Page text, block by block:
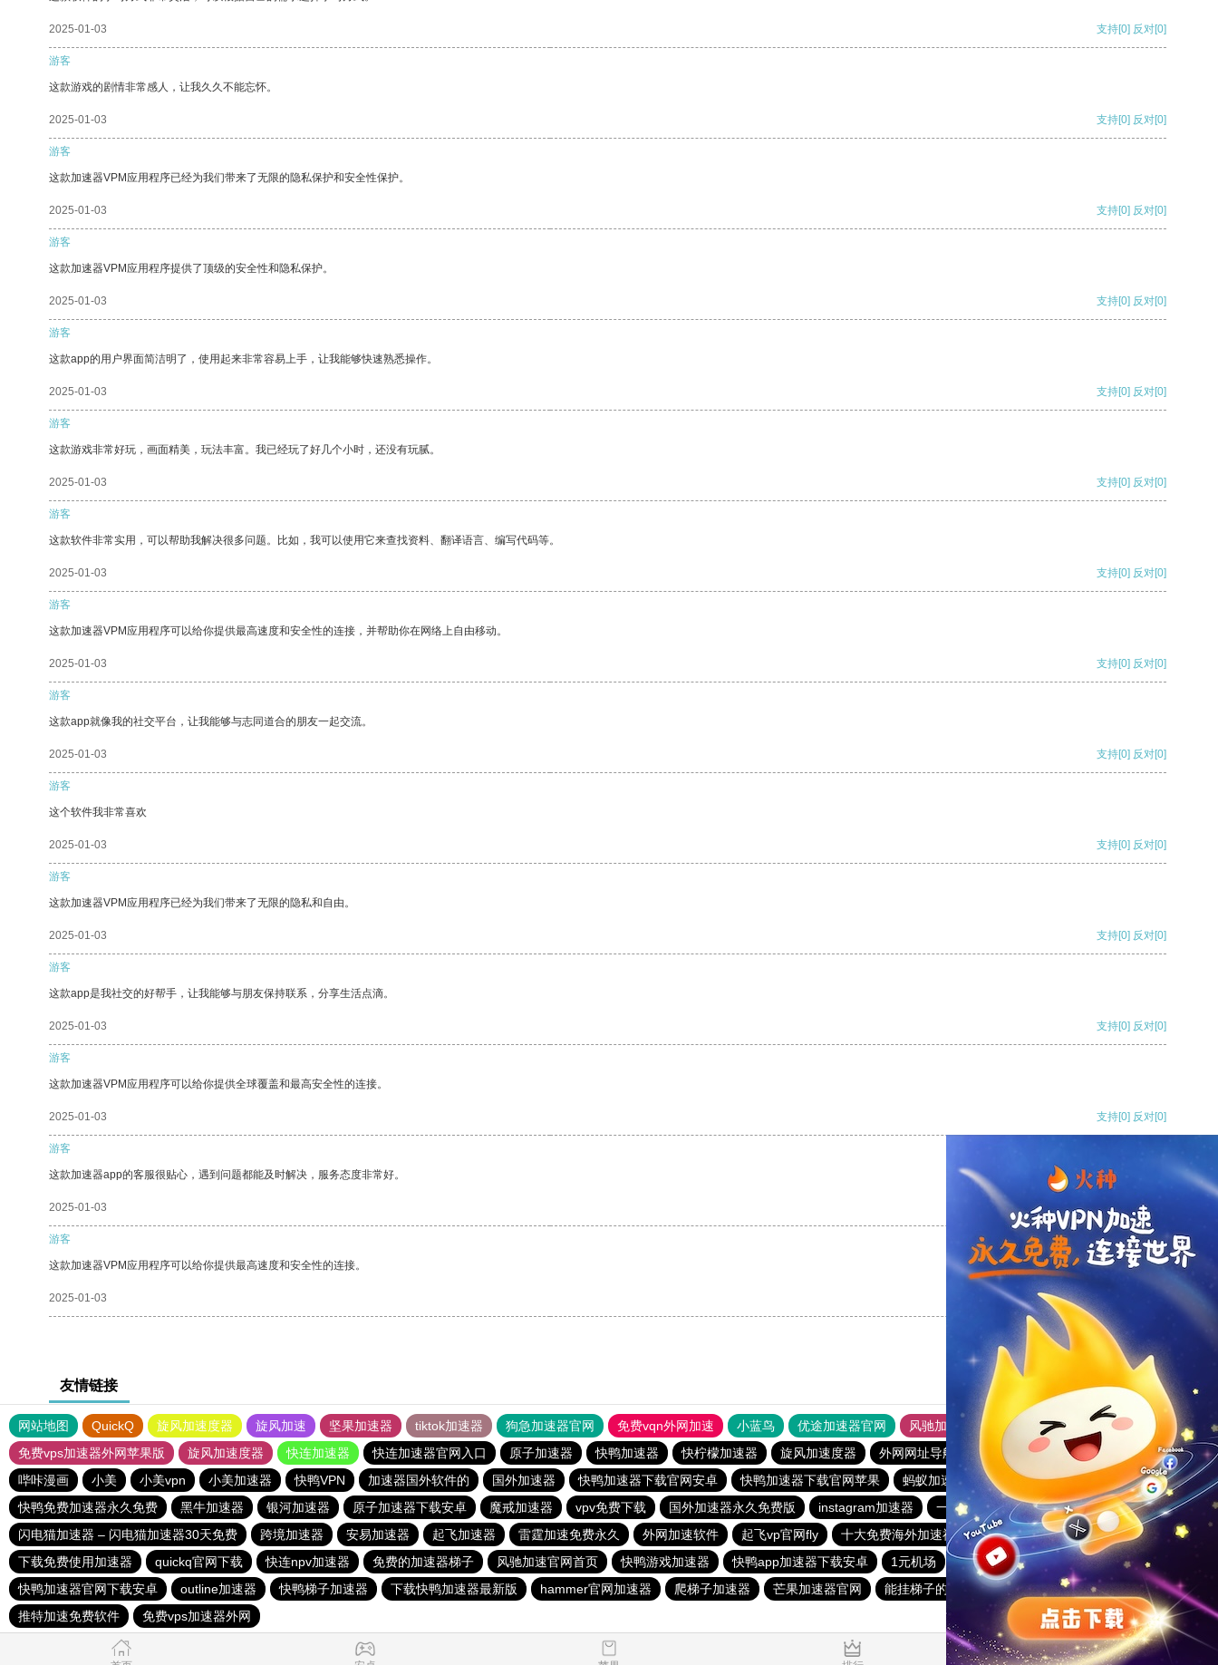
2025-01-03 支持[0] 反对[0]
游客
这款游戏的剧情非常感人，让我久久不能忘怀。
2025-01-03 支持[0] 反对[0]
游客
这款加速器VPM应用程序已经为我们带来了无限的隐私保护和安全性保护。
2025-01-03 支持[0] 反对[0]
游客
这款加速器VPM应用程序提供了顶级的安全性和隐私保护。
2025-01-03 支持[0] 反对[0]
游客
这款app的用户界面简洁明了，使用起来非常容易上手，让我能够快速熟悉操作。
2025-01-03 支持[0] 反对[0]
游客
这款游戏非常好玩，画面精美，玩法丰富。我已经玩了好几个小时，还没有玩腻。
2025-01-03 支持[0] 反对[0]
游客
这款软件非常实用，可以帮助我解决很多问题。比如，我可以使用它来查找资料、翻译语言、编写代码等。
2025-01-03 支持[0] 反对[0]
游客
这款加速器VPM应用程序可以给你提供最高速度和安全性的连接，并帮助你在网络上自由移动。
2025-01-03 支持[0] 反对[0]
游客
这款app就像我的社交平台，让我能够与志同道合的朋友一起交流。
2025-01-03 支持[0] 反对[0]
游客
这个软件我非常喜欢
2025-01-03 支持[0] 反对[0]
游客
这款加速器VPM应用程序已经为我们带来了无限的隐私和自由。
2025-01-03 支持[0] 反对[0]
游客
这款app是我社交的好帮手，让我能够与朋友保持联系，分享生活点滴。
2025-01-03 支持[0] 反对[0]
游客
这款加速器VPM应用程序可以给你提供全球覆盖和最高安全性的连接。
2025-01-03 支持[0] 反对[0]
游客
这款加速器app的客服很贴心，遇到问题都能及时解决，服务态度非常好。
2025-01-03 支持 反对
游客
这款加速器VPM应用程序可以给你提供最高速度和安全性的连接。
2025-01-03
友情链接
网站地图 QuickQ 旋风加速度器 旋风加速 坚果加速器 tiktok加速器 狗急加速器官网 免费vqn外网加速 小蓝鸟 优途加速器官网 风驰加速器
旋风加速器
免费vps加速器外网苹果版
旋风加速度器 快连加速器 快连加速器官网入口 原子加速器 快鸭加速器 快柠檬加速器 旋风加速度器 外网网址导航 软件中心 雷霆加速
狂飙加速器
哔咔漫画
小美 小美vpn 小美加速器 快鸭VPN 加速器国外软件的 国外加速器 快鸭加速器下载官网安卓 快鸭加速器下载官网苹果 蚂蚁加速器 快柠檬app下载
快鸭加速器官网
快鸭免费加速器永久免费
黑牛加速器 银河加速器 原子加速器下载安卓 魔戒加速器 vpv免费下载 国外加速器永久免费版 instagram加速器 一元机场
能上twitter的加速器免费
闪电猫加速器 – 闪电猫加速器30天免费
跨境加速器 安易加速器 起飞加速器 雷霆加速免费永久 外网加速软件 起飞vp官网fly 十大免费海外加速神器 clash官网入口购买
小火箭加速器
下载免费使用加速器
quickq官网下载 快连npv加速器 免费的加速器梯子 风驰加速官网首页 快鸭游戏加速器 快鸭app加速器下载安卓 1元机场 青柠加速器
小三加速器
快鸭加速器官网下载安卓
outline加速器 快鸭梯子加速器 下载快鸭加速器最新版 hammer官网加速器 爬梯子加速器 芒果加速器官网 能挂梯子的加速器
极光加速器安卓版
推特加速免费软件
免费vps加速器外网